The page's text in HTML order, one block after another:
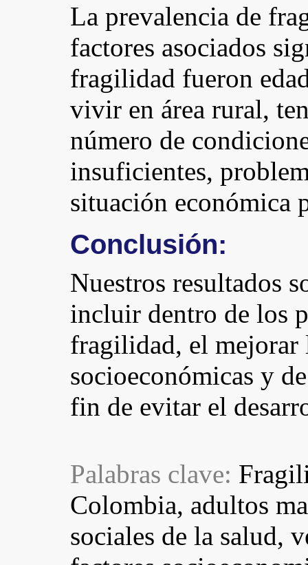
La prevalencia de
factores asociados
fragilidad fueron
vivir en área rural,
número de
insuficientes,
situación económica
Conclusión:
Nuestros resultados
incluir dentro de los
fragilidad, el mejorar
socioeconómicas y
fin de evitar el
Palabras clave:
Colombia, adultos
sociales de la salud,